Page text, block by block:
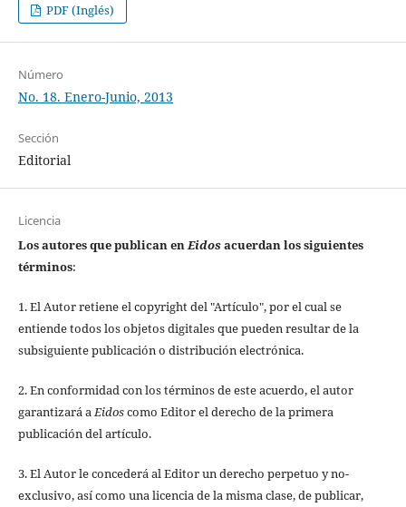
PDF (Inglés)
Número
No. 18. Enero-Junio, 2013
Sección
Editorial
Licencia
Los autores que publican enEidosacuerdan los siguientes
términos:
1. El Autor retiene el copyright del "Artículo", por el cual se
entiende todos los objetos digitales que pueden resultar de la
subsiguiente publicación o distribución electrónica.
2. En conformidad con los términos de este acuerdo, el autor
garantizará aEidoscomo Editor el derecho de la primera
publicación del artículo.
3. El Autor le concederá al Editor un derecho perpetuo y no-
exclusivo, así como una licencia de la misma clase, de publicar,